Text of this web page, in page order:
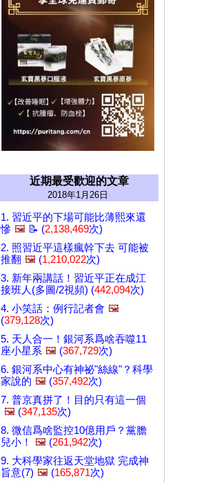
近期最受歡迎的文章
2018年1月26日
1. 習近平的下場可能比薄熙來還
慘 🖼️ 📝 (2,138,469次)
2. 照習近平這樣瘋幹下去 可能被
推翻 🖼️ (1,210,022次)
3. 新年兩講話！習近平正在成江
接班人(多圖/2視頻) (442,094次)
4. 小笑話：例行記者會 🖼️
(379,128次)
5. 天人合一！銀河系爲啥吞噬11
座小星系 🖼️ (367,729次)
6. 銀河系中心有神祕"絲線"？科學
家說的 🖼️ (357,492次)
7. 普京真拼了！目的只有這一個
🖼️ (347,135次)
8. 微信爲啥監控10億用戶？黨膽
兒小！
🖼️ (261,942次)
9. 大科學家往返天堂地獄 完成神
旨意(7) 🖼️ (165,871次)